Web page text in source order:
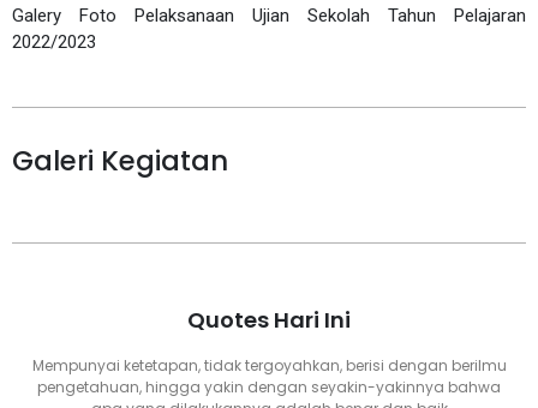
Galery Foto Pelaksanaan Ujian Sekolah Tahun Pelajaran
2022/2023
Galeri Kegiatan
Quotes Hari Ini
Mempunyai ketetapan, tidak tergoyahkan, berisi dengan berilmu
pengetahuan, hingga yakin dengan seyakin-yakinnya bahwa